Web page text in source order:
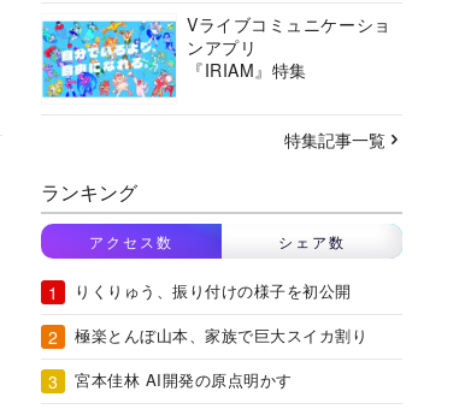
Vライブコミュニケーショ
ンアプリ
『IRIAM』特集
特集記事一覧
ランキング
アクセス数 シェア数
りくりゅう、振り付けの様子を初公開
極楽とんぼ山本、家族で巨大スイカ割り
宮本佳林 AI開発の原点明かす